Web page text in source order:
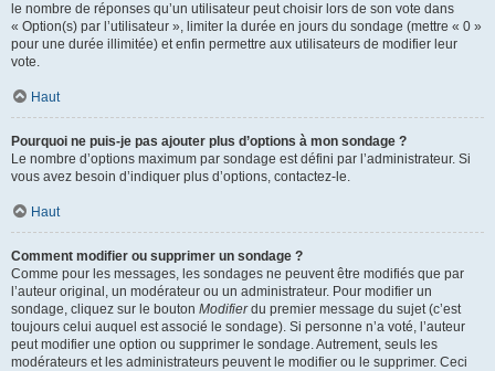
le nombre de réponses qu’un utilisateur peut choisir lors de son vote dans
« Option(s) par l’utilisateur », limiter la durée en jours du sondage (mettre « 0 »
pour une durée illimitée) et enfin permettre aux utilisateurs de modifier leur
vote.
Haut
Pourquoi ne puis-je pas ajouter plus d’options à mon sondage ?
Le nombre d’options maximum par sondage est défini par l’administrateur. Si
vous avez besoin d’indiquer plus d’options, contactez-le.
Haut
Comment modifier ou supprimer un sondage ?
Comme pour les messages, les sondages ne peuvent être modifiés que par
l’auteur original, un modérateur ou un administrateur. Pour modifier un
sondage, cliquez sur le bouton Modifierdu premier message du sujet (c’est
toujours celui auquel est associé le sondage). Si personne n’a voté, l’auteur
peut modifier une option ou supprimer le sondage. Autrement, seuls les
modérateurs et les administrateurs peuvent le modifier ou le supprimer. Ceci